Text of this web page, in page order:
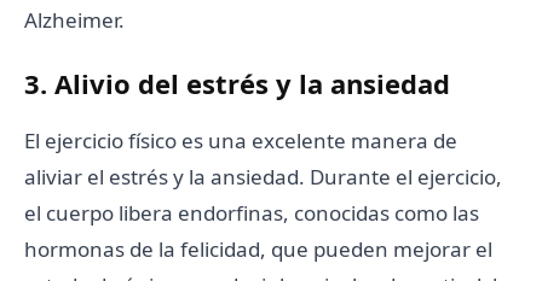
Alzheimer.
3. Alivio del estrés y la ansiedad
El ejercicio físico es una excelente manera de
aliviar el estrés y la ansiedad. Durante el ejercicio,
el cuerpo libera endorfinas, conocidas como las
hormonas de la felicidad, que pueden mejorar el